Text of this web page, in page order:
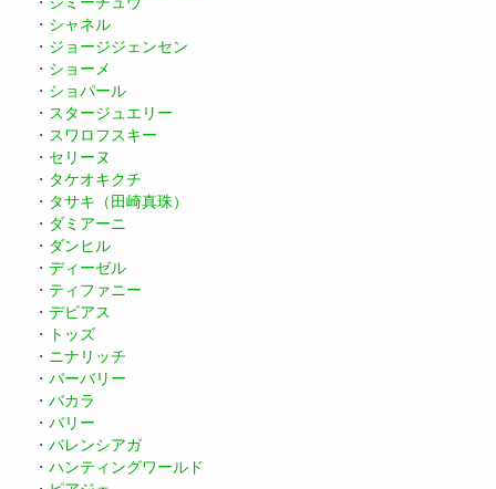
・ シャネル
・ ジョージジェンセン
・ ショーメ
・ ショパール
・ スタージュエリー
・ スワロフスキー
・ セリーヌ
・ タケオキクチ
・ タサキ（田崎真珠）
・ ダミアーニ
・ ダンヒル
・ ディーゼル
・ ティファニー
・ デビアス
・
トッズ
・ ニナリッチ
・ バーバリー
・ バカラ
・ バリー
・ バレンシアガ
・ ハンティングワールド